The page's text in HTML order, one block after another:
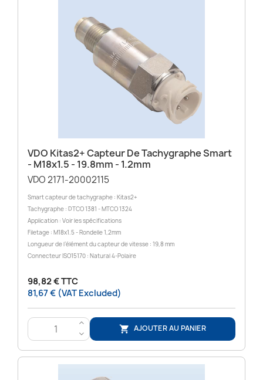
VDO Kitas2+ Capteur De Tachygraphe Smart
- M18x1.5 - 19.8mm - 1.2mm
VDO 2171-20002115
Smart capteur de tachygraphe : Kitas2+
Tachygraphe : DTCO 1381 - MTCO 1324
Application : Voir les spécifications
Filetage : M18x1.5 - Rondelle 1,2mm
Longueur de l’élément du capteur de vitesse : 19,8 mm
Connecteur ISO15170 : Natural 4-Polaire
98,82 € TTC
81,67 € (VAT Excluded)
>
<
 AJOUTER AU PANIER